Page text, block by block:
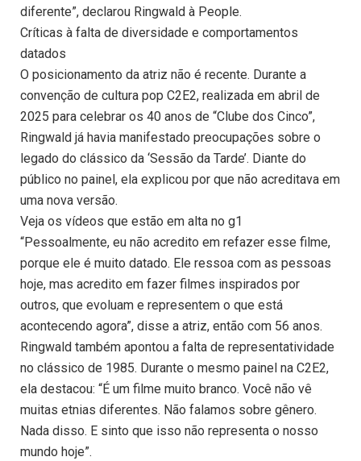
diferente”, declarou Ringwald à People.
Críticas à falta de diversidade e comportamentos
datados
O posicionamento da atriz não é recente. Durante a
convenção de cultura pop C2E2, realizada em abril de
2025 para celebrar os 40 anos de “Clube dos Cinco”,
Ringwald já havia manifestado preocupações sobre o
legado do clássico da ‘Sessão da Tarde’. Diante do
público no painel, ela explicou por que não acreditava em
uma nova versão.
Veja os vídeos que estão em alta no g1
“Pessoalmente, eu não acredito em refazer esse filme,
porque ele é muito datado. Ele ressoa com as pessoas
hoje, mas acredito em fazer filmes inspirados por
outros, que evoluam e representem o que está
acontecendo agora”, disse a atriz, então com 56 anos.
Ringwald também apontou a falta de representatividade
no clássico de 1985. Durante o mesmo painel na C2E2,
ela destacou: “É um filme muito branco. Você não vê
muitas etnias diferentes. Não falamos sobre gênero.
Nada disso. E sinto que isso não representa o nosso
mundo hoje”.